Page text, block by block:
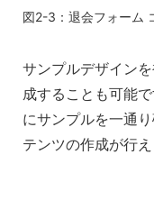
図2-3：退会フォーム
サンプルデザイン
成することも可能
にサンプルを一通
テンツの作成が行え